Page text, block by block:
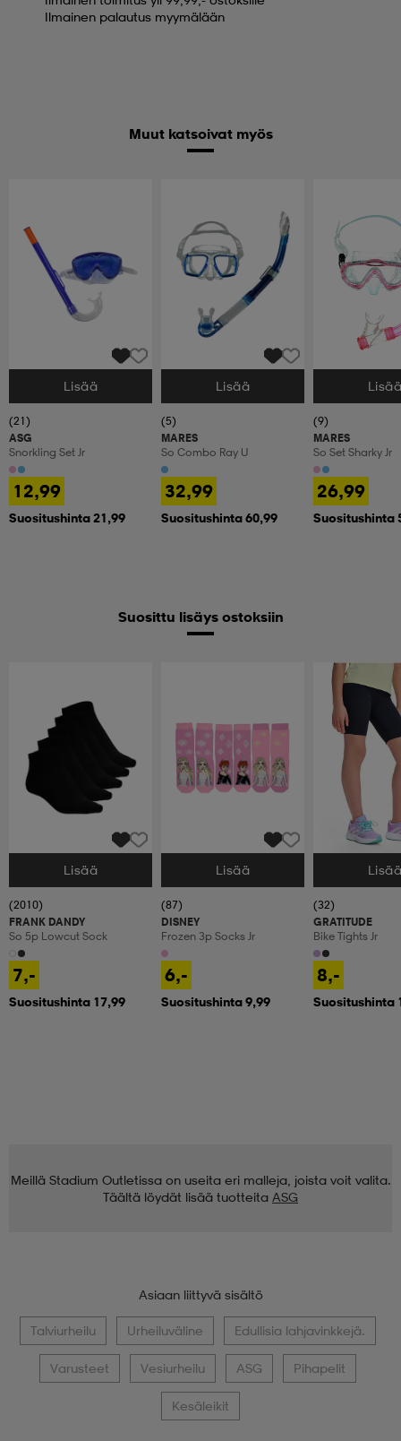
Ilmainen palautus myymälään
Muut katsoivat myös
Valitse Koko
Lisää
(21)
ASG
Snorkling Set Jr
12,99
Suositushinta 21,99
Valitse Koko
Lisää
(5)
MARES
So Combo Ray U
32,99
Suositushinta 60,99
Valitse Koko
(9)
MARES
So Set Sharky Jr
26,99
Suositushinta
Suosittu lisäys ostoksiin
Valitse Koko
Lisää
(2010)
FRANK DANDY
So 5p Lowcut Sock
7,-
Suositushinta 17,99
Valitse Koko
Lisää
(87)
DISNEY
Frozen 3p Socks Jr
6,-
Suositushinta 9,99
Valitse Koko
(32)
GRATITUDE
Bike Tights Jr
8,-
Suositushinta
Meillä Stadium Outletissa on useita eri malleja, joista voit valita.
Täältä löydät lisää tuotteita ASG
Asiaan liittyvä sisältö
Talviurheilu Urheiluväline Edullisia lahjavinkkejä.
Varusteet Vesiurheilu ASG Pihapelit
Kesäleikit